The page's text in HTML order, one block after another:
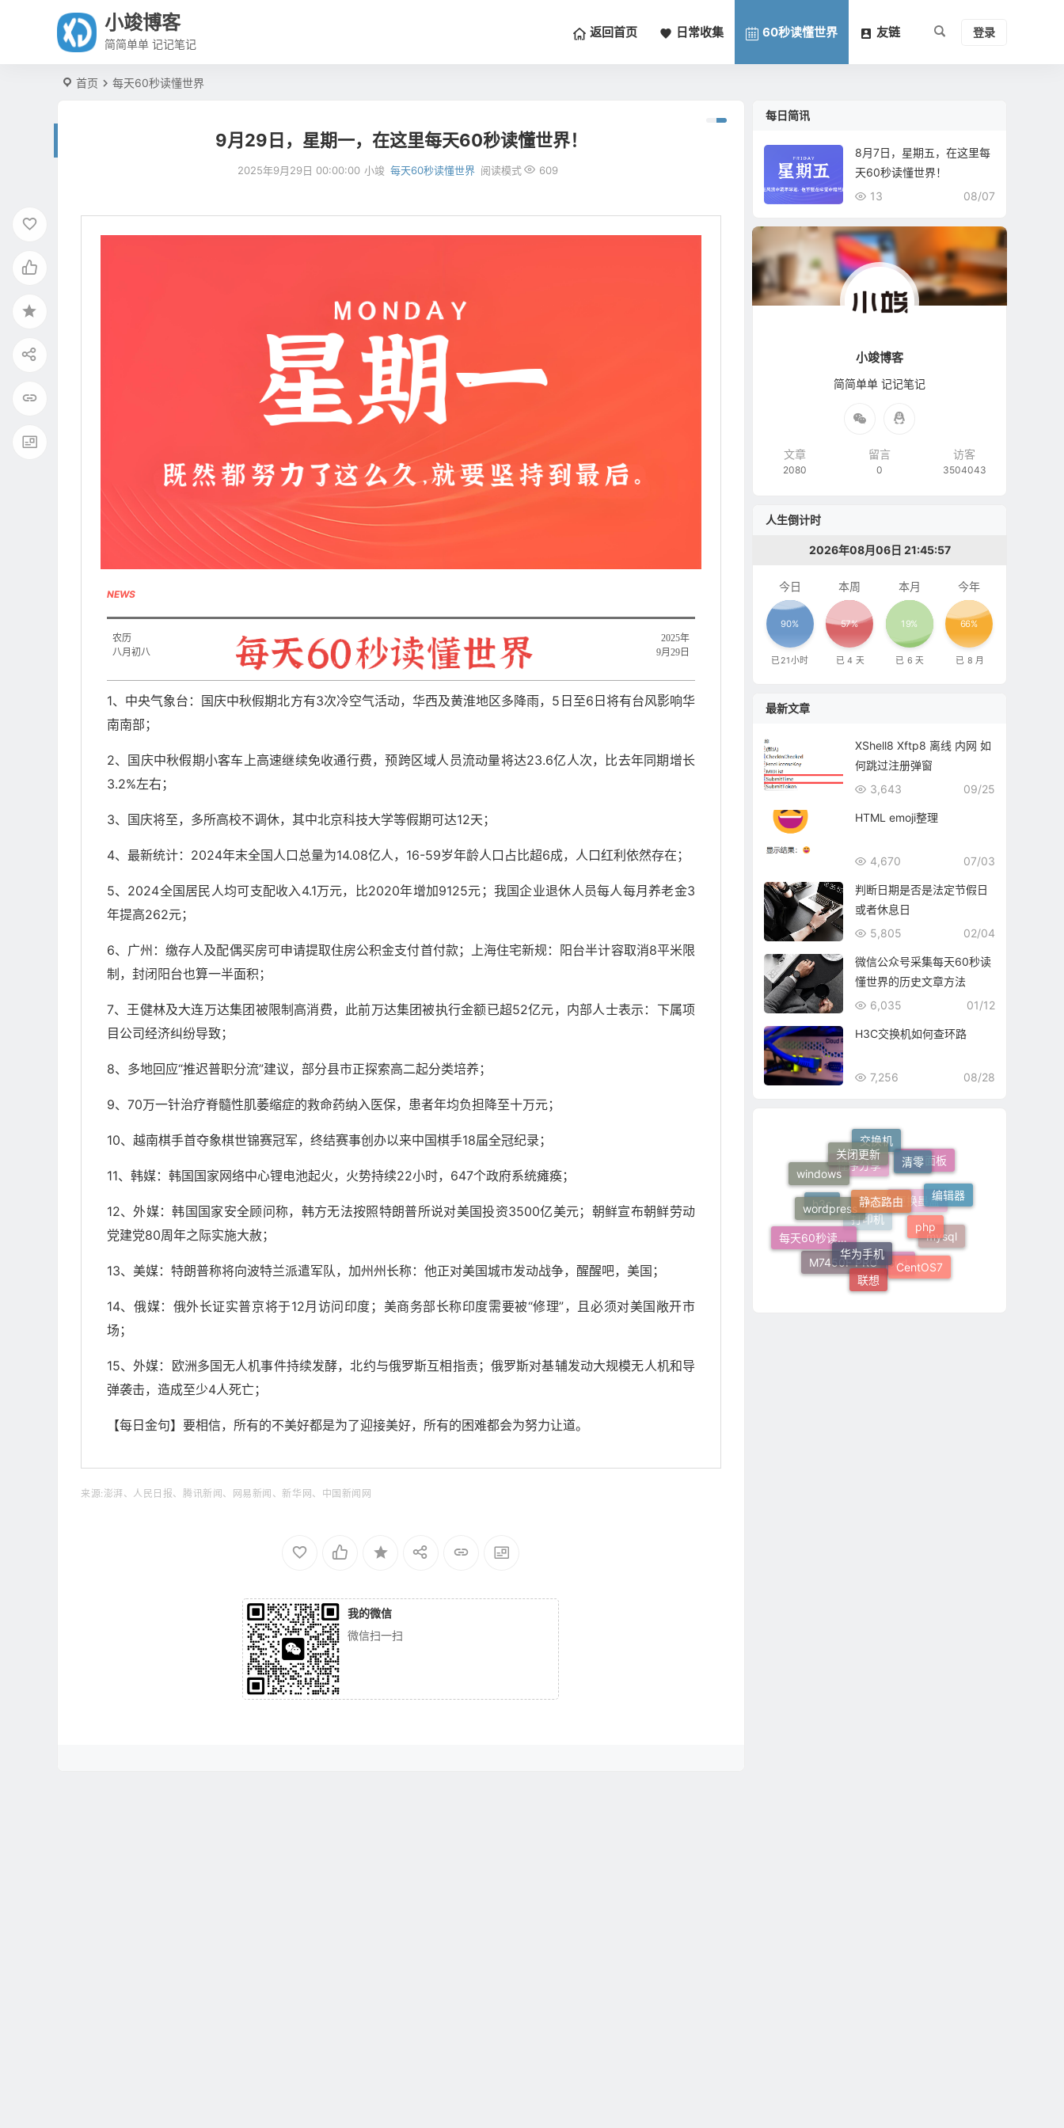
小竣博客
简简单单 记记笔记
返回首页 日常收集 60秒读懂世界 友链 登录
首页 每天60秒读懂世界
9月29日，星期一，在这里每天60秒读懂世界！
2025年9月29日 00:00:00 小竣 每天60秒读懂世界 609
阅读模式
NEWS
​2025年
9月29日
农历
八月初八
1、中央气象台：国庆中秋假期北方有3次冷空气活动，华西及黄淮地区多降雨，5日至6日将有台风影响华
南南部；
2、国庆中秋假期小客车上高速继续免收通行费，预跨区域人员流动量将达23.6亿人次，比去年同期增长
3.2%左右；
3、国庆将至，多所高校不调休，其中北京科技大学等假期可达12天；
4、最新统计：2024年末全国人口总量为14.08亿人，16-59岁年龄人口占比超6成，人口红利依然存在；
5、2024全国居民人均可支配收入4.1万元，比2020年增加9125元；我国企业退休人员每人每月养老金3
年提高262元；
6、广州：缴存人及配偶买房可申请提取住房公积金支付首付款；上海住宅新规：阳台半计容取消8平米限
制，封闭阳台也算一半面积；
7、王健林及大连万达集团被限制高消费，此前万达集团被执行金额已超52亿元，内部人士表示：下属项
目公司经济纠纷导致；
8、多地回应“推迟普职分流”建议，部分县市正探索高二起分类培养；
9、70万一针治疗脊髓性肌萎缩症的救命药纳入医保，患者年均负担降至十万元；
10、越南棋手首夺象棋世锦赛冠军，终结赛事创办以来中国棋手18届全冠纪录；
11、韩媒：韩国国家网络中心锂电池起火，火势持续22小时，647个政府系统瘫痪；
12、外媒：韩国国家安全顾问称，韩方无法按照特朗普所说对美国投资3500亿美元；朝鲜宣布朝鲜劳动
党建党80周年之际实施大赦；
13、美媒：特朗普称将向波特兰派遣军队，加州州长称：他正对美国城市发动战争，醒醒吧，美国；
14、俄媒：俄外长证实普京将于12月访问印度；美商务部长称印度需要被“修理”，且必须对美国敞开市
场；
15、外媒：欧洲多国无人机事件持续发酵，北约与俄罗斯互相指责；俄罗斯对基辅发动大规模无人机和导
弹袭击，造成至少4人死亡；
【每日金句】要相信，所有的不美好都是为了迎接美好，所有的困难都会为努力让道。
来源:澎湃、人民日报、腾讯新闻、网易新闻、新华网、中国新闻网
我的微信
微信扫一扫
每日简讯
8月7日，星期五，在这里每
天60秒读懂世界！
08/07
13
小竣博客
简简单单 记记笔记
文章
2080
留言
0
访客
3504043
人生倒计时
2026年08月06日 21:45:58
今日
90%
已21 小时
本周
57%
已 4 天
本月
19%
已 6 天
今年
66%
已 8 月
最新文章
XShell8 Xftp8 离线 内网 如
何跳过注册弹窗
09/25
3,643
HTML emoji整理
07/03
4,670
判断日期是否是法定节假日
或者休息日
02/04
5,805
微信公众号采集每天60秒读
懂世界的历史文章方法
01/12
6,035
H3C交换机如何查环路
08/28
7,256
程序分享
交换机
宝塔面板
更换墨盒
打印机
h3c
windows
关闭更新 清零
编辑器
mysql
curl
M7450F PRO
wordpress
静态路由
php
CentOS7
联想
华为手机